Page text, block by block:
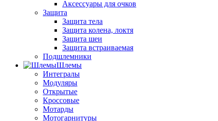
Аксессуары для очков
Защита
Защита тела
Защита колена, локтя
Защита шеи
Защита встраиваемая
Подшлемники
Шлемы
Интегралы
Модуляры
Открытые
Кроссовые
Мотарды
Мотогарнитуры